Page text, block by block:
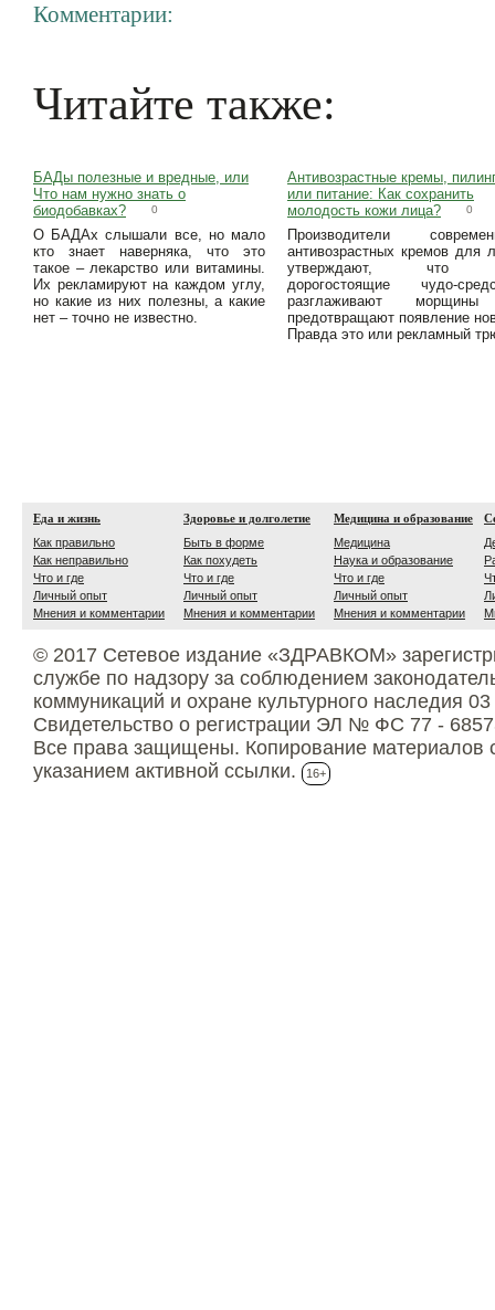
Комментарии:
Читайте также:
БАДы полезные и вредные, или
Что нам нужно знать о
биодобавках?
0
О БАДАх слышали все, но мало
кто знает наверняка, что это
такое – лекарство или витамины.
Их рекламируют на каждом углу,
но какие из них полезны, а какие
нет – точно не известно.
Антивозрастные кремы,
или питание: Как сохранить
молодость кожи лица?
0
Производители
антивозрастных кремов для
утверждают, что
дорогостоящие чудо-
разглаживают
предотвращают появление
Правда это или рекламный
Еда и жизнь
Как правильно
Как неправильно
Что и где
Личный опыт
Мнения и комментарии
Здоровье и долголетие
Быть в форме
Как похудеть
Что и где
Личный опыт
Мнения и комментарии
Медицина и образование
Медицина
Наука и образование
Что и где
Личный опыт
Мнения и комментарии
© 2017 Сетевое издание «ЗДРАВКОМ»
службе по надзору за соблюдением
коммуникаций и охране культурного наследия
Свидетельство о регистрации ЭЛ № ФС 77 -
Все права защищены. Копирование материалов
указанием активной ссылки.
16+